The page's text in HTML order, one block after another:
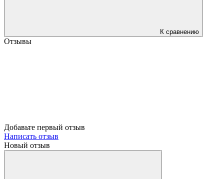
К сравнению
Отзывы
Добавьте первый отзыв
Написать отзыв
Новый отзыв